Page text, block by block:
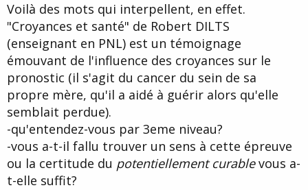
Voilà des mots qui interpellent, en effet.
"Croyances et santé" de Robert DILTS
(enseignant en PNL) est un témoignage
émouvant de l'influence des croyances sur le
pronostic (il s'agit du cancer du sein de sa
propre mère, qu'il a aidé à guérir alors qu'elle
semblait perdue).
-qu'entendez-vous par 3eme niveau?
-vous a-t-il fallu trouver un sens à cette épreuve
ou la certitude du potentiellement curablevous a-
t-elle suffit?